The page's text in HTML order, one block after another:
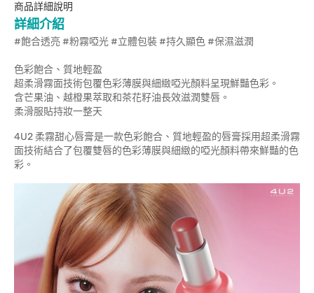
商品詳細說明
詳細介紹
#飽合透亮 #粉霧啞光 #立體包裝 #持久顯色 #保濕滋潤
色彩飽合、質地輕盈
超柔滑霧面技術包覆色彩薄膜與細緻啞光顏料呈現鮮豔色彩。
含芒果油、越橙果萃取和茶花籽油長效滋潤雙唇。
柔滑服貼持妝一整天
4U2 柔霧甜心唇膏是一款色彩飽合、質地輕盈的唇膏採用超柔滑霧
面技術結合了包覆雙唇的色彩薄膜與細緻的啞光顏料帶來鮮豔的色
彩。